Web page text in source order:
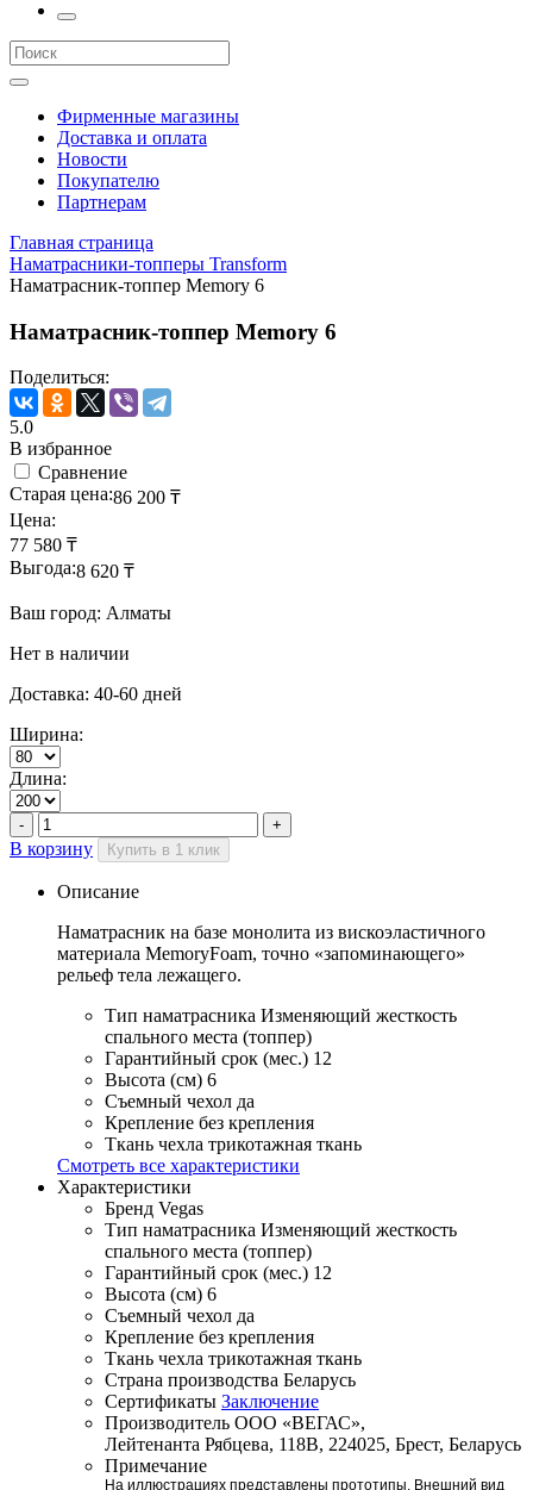
Фирменные магазины
Доставка и оплата
Новости
Покупателю
Партнерам
Главная страница
Наматрасники-топперы Transform
Наматрасник-топпер Memory 6
Наматрасник-топпер Memory 6
Поделиться:
5.0
В избранное
Сравнение
Старая цена:86 200 ₸
Цена:
77 580 ₸
Выгода:8 620 ₸
Ваш город: Алматы
Нет в наличии
Доставка: 40-60 дней
Ширина:
Длина:
В корзину Купить в 1 клик
Описание
Наматрасник на базе монолита из вискоэластичного
материала MemoryFoam, точно «запоминающего»
рельеф тела лежащего.
Тип наматрасника Изменяющий жесткость
спального места (топпер)
Гарантийный срок (мес.) 12
Высота (см) 6
Съемный чехол да
Крепление без крепления
Ткань чехла трикотажная ткань
Смотреть все характеристики
Характеристики
Бренд Vegas
Тип наматрасника Изменяющий жесткость
спального места (топпер)
Гарантийный срок (мес.) 12
Высота (см) 6
Съемный чехол да
Крепление без крепления
Ткань чехла трикотажная ткань
Страна производства Беларусь
Сертификаты Заключение
Производитель ООО «ВЕГАС»,
Лейтенанта Рябцева, 118В, 224025, Брест, Беларусь
Примечание
На иллюстрациях представлены прототипы. Внешний вид